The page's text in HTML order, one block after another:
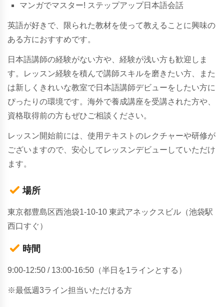
マンガでマスター! ステップアップ日本語会話
英語が好きで、限られた教材を使って教えることに興味の
ある方におすすめです。
日本語講師の経験がない方や、経験が浅い方も歓迎しま
す。レッスン経験を積んで講師スキルを磨きたい方、また
は新しくきれいな教室で日本語講師デビューをしたい方に
ぴったりの環境です。海外で養成講座を受講された方や、
資格取得前の方もぜひご相談ください。
レッスン開始前には、使用テキストのレクチャーや研修が
ございますので、安心してレッスンデビューしていただけ
ます。
場所
東京都豊島区西池袋1-10-10 東武アネックスビル（池袋駅
西口すぐ）
時間
9:00-12:50 / 13:00-16:50（半日を1ラインとする）
※最低週3ライン担当いただける方